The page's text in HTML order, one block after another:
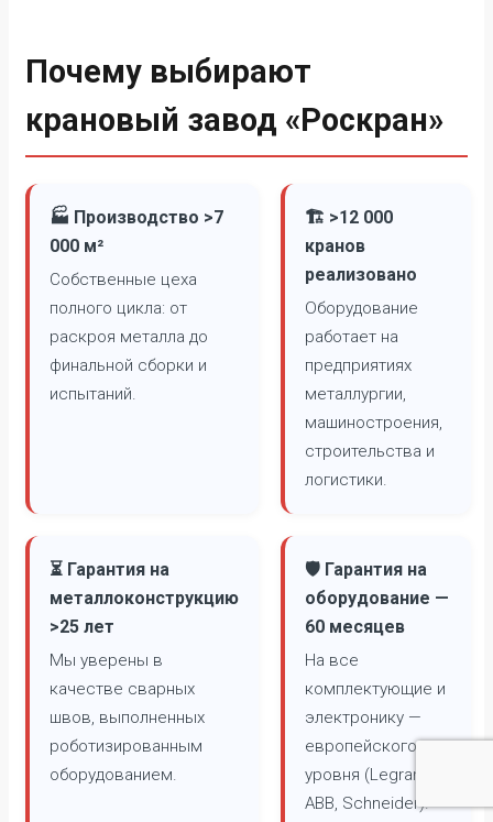
Почему выбирают
крановый завод «Роскран»
🏭 Производство >7
000 м²
Собственные цеха
полного цикла: от
раскроя металла до
финальной сборки и
испытаний.
🏗️ >12 000
кранов
реализовано
Оборудование
работает на
предприятиях
металлургии,
машиностроения,
строительства и
логистики.
⏳ Гарантия на
металлоконструкцию
>25 лет
Мы уверены в
качестве сварных
швов, выполненных
роботизированным
оборудованием.
🛡️ Гарантия на
оборудование —
60 месяцев
На все
комплектующие и
электронику —
европейского
уровня (Legrand,
ABB, Schneider).